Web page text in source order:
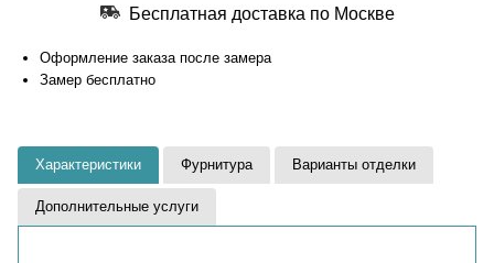
Бесплатная доставка по Москве
Оформление заказа после замера
Замер бесплатно
Характеристики Фурнитура Варианты отделки
Дополнительные услуги